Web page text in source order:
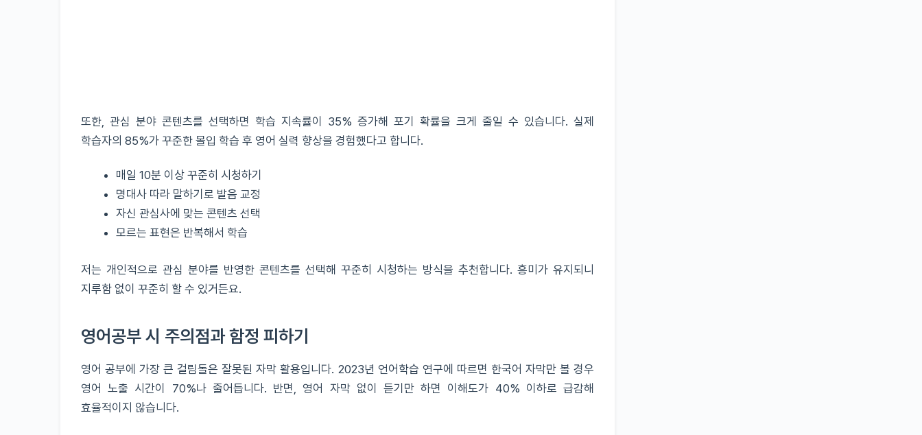
또한, 관심 분야 콘텐츠를 선택하면 학습 지속률이 35% 증가해 포기 확률을 크게 줄일 수 있습니다. 실제
학습자의 85%가 꾸준한 몰입 학습 후 영어 실력 향상을 경험했다고 합니다.
매일 10분 이상 꾸준히 시청하기
명대사 따라 말하기로 발음 교정
자신 관심사에 맞는 콘텐츠 선택
모르는 표현은 반복해서 학습
저는 개인적으로 관심 분야를 반영한 콘텐츠를 선택해 꾸준히 시청하는 방식을 추천합니다. 흥미가 유지되니
지루함 없이 꾸준히 할 수 있거든요.
영어공부 시 주의점과 함정 피하기
영어 공부에 가장 큰 걸림돌은 잘못된 자막 활용입니다. 2023년 언어학습 연구에 따르면 한국어 자막만 볼 경우
영어 노출 시간이 70%나 줄어듭니다. 반면, 영어 자막 없이 듣기만 하면 이해도가 40% 이하로 급감해
효율적이지 않습니다.